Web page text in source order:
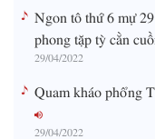
Ngon tô thứ 6 mự
phong tặp tỳ cằn
29/04/2022
Quam kháo phổng
29/04/2022